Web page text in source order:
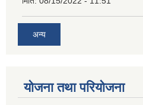
अन्य
योजना तथा परियोजना